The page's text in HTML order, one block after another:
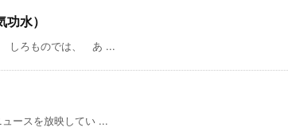
水）
しろものでは、 あ ...
ースを放映してい ...